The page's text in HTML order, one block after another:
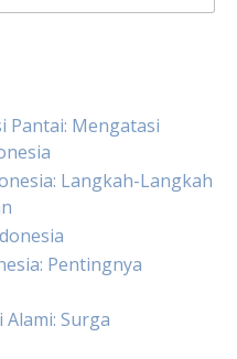
Pantai: Mengatasi
Langkah-Langkah
Pentingnya
Surga